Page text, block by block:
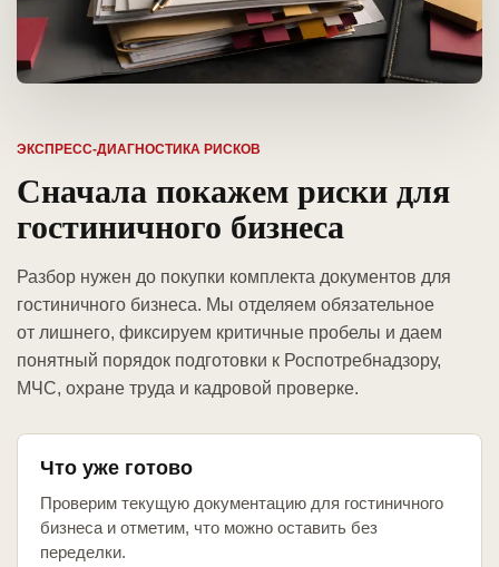
ЭКСПРЕСС-ДИАГНОСТИКА РИСКОВ
Сначала покажем риски для
гостиничного бизнеса
Разбор нужен до покупки комплекта документов для
гостиничного бизнеса. Мы отделяем обязательное
от лишнего, фиксируем критичные пробелы и даем
понятный порядок подготовки к Роспотребнадзору,
МЧС, охране труда и кадровой проверке.
Что уже готово
Проверим текущую документацию для гостиничного
бизнеса и отметим, что можно оставить без
переделки.